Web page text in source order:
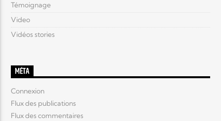
Témoignage
Video
Vidéos stories
MÉTA
Connexion
Flux des publications
Flux des commentaires